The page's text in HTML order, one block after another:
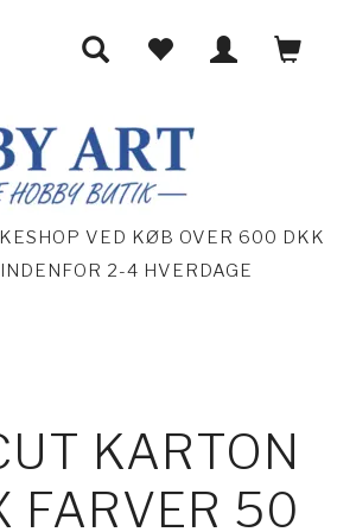
VED KØB OVER 600 DKK
2-4 HVERDAGE
KARTON
FARVER 50